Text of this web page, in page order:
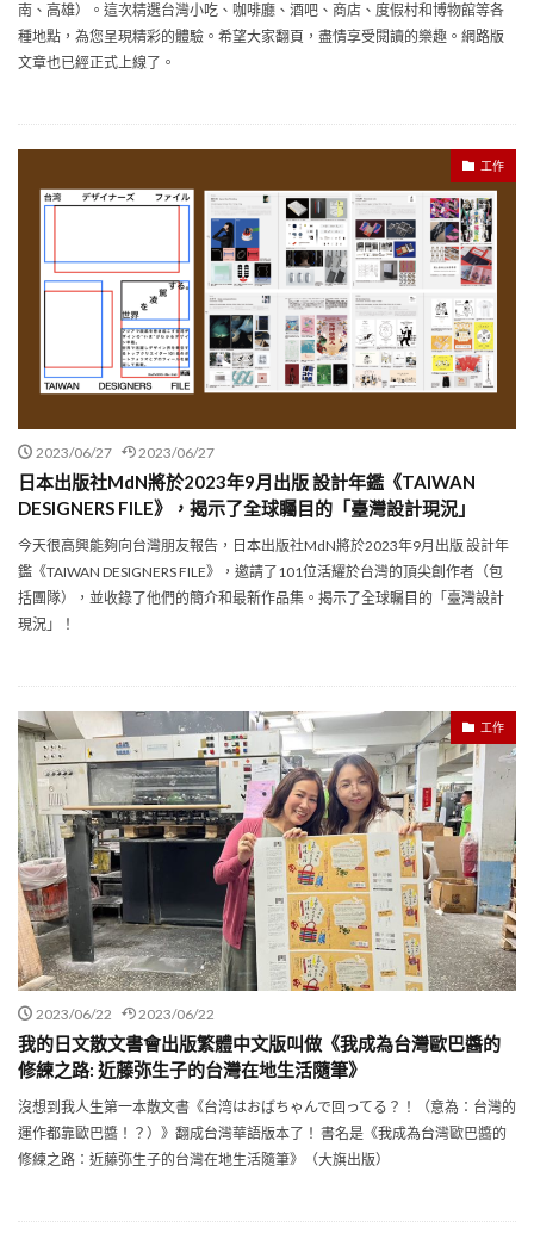
南、高雄）。這次精選台灣小吃、咖啡廳、酒吧、商店、度假村和博物館等各
種地點，為您呈現精彩的體驗。希望大家翻頁，盡情享受閱讀的樂趣。網路版
文章也已經正式上線了。
工作
2023/06/27 2023/06/27
日本出版社MdN將於2023年9月出版 設計年鑑《TAIWAN
DESIGNERS FILE》，揭示了全球矚目的「臺灣設計現況」
今天很高興能夠向台灣朋友報告，日本出版社MdN將於2023年9月出版 設計年
鑑《TAIWAN DESIGNERS FILE》，邀請了101位活耀於台灣的頂尖創作者（包
括團隊），並收錄了他們的簡介和最新作品集。揭示了全球矚目的「臺灣設計
現況」！
工作
2023/06/22 2023/06/22
我的日文散文書會出版繁體中文版叫做《我成為台灣歐巴醬的
修練之路: 近藤弥生子的台灣在地生活隨筆》
沒想到我人生第一本散文書《台湾はおばちゃんで回ってる？！（意為：台灣的
運作都靠歐巴醬！？）》翻成台灣華語版本了！ 書名是《我成為台灣歐巴醬的
修練之路：近藤弥生子的台灣在地生活隨筆》（大旗出版）